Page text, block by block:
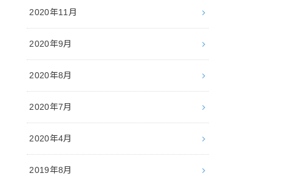
2020年11月
2020年9月
2020年8月
2020年7月
2020年4月
2019年8月